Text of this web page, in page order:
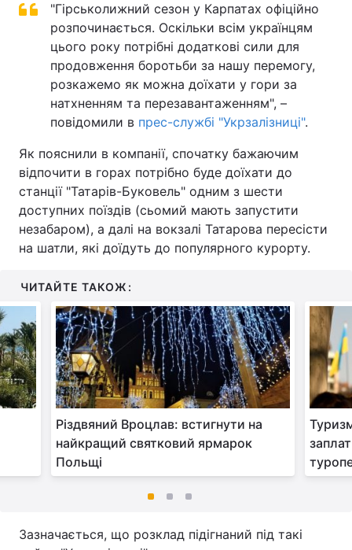
"Гірськолижний сезон у Карпатах офіційно
розпочинається. Оскільки всім українцям
цього року потрібні додаткові сили для
продовження боротьби за нашу перемогу,
розкажемо як можна доїхати у гори за
натхненням та перезавантаженням", –
повідомили в прес-службі "Укрзалізниці".
Як пояснили в компанії, спочатку бажаючим
відпочити в горах потрібно буде доїхати до
станції "Татарів-Буковель" одним з шести
доступних поїздів (сьомий мають запустити
незабаром), а далі на вокзалі Татарова пересісти
на шатли, які доїдуть до популярного курорту.
ЧИТАЙТЕ ТАКОЖ:
Різдвяний Вроцлав: встигнути на
найкращий святковий ярмарок
Польщі
Зазначається, що розклад підігнаний під такі